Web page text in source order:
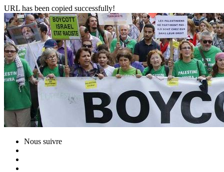
URL has been copied successfully!
Nous suivre